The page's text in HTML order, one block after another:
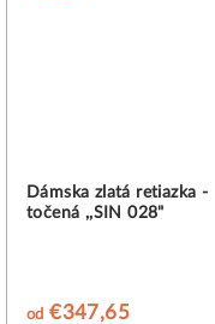
Dámska zlatá retiazka -
točená ,,SIN 028"
od €347,65